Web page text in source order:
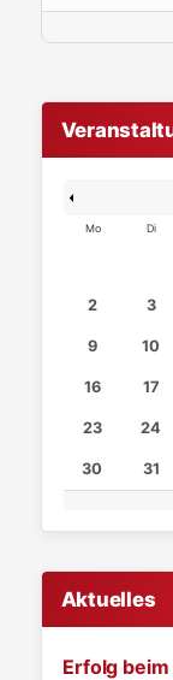
Mo Di
2 3
9 10
16 17
23 24
30 31
Aktuelles
Erfolg